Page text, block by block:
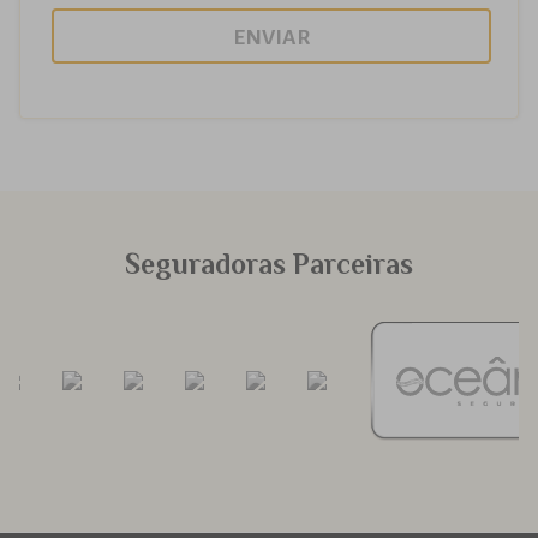
ENVIAR
Seguradoras Parceiras